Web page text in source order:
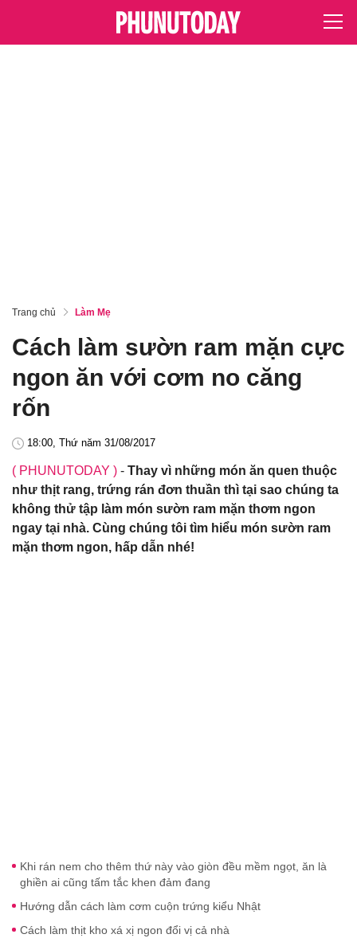
Trang chủ Làm Mẹ
Cách làm sườn ram mặn cực
ngon ăn với cơm no căng
rốn
18:00, Thứ năm 31/08/2017
( PHUNUTODAY ) - Thay vì những món ăn quen thuộc
như thịt rang, trứng rán đơn thuần thì tại sao chúng ta
không thử tập làm món sườn ram mặn thơm ngon
ngay tại nhà. Cùng chúng tôi tìm hiểu món sườn ram
mặn thơm ngon, hấp dẫn nhé!
Khi rán nem cho thêm thứ này vào giòn đều mềm ngọt, ăn là
ghiền ai cũng tấm tắc khen đảm đang
Hướng dẫn cách làm cơm cuộn trứng kiểu Nhật
Cách làm thịt kho xá xị ngon đổi vị cả nhà